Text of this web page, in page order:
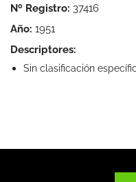
Nº Registro: 37416
Año: 1951
Descriptores:
Sin clasificación